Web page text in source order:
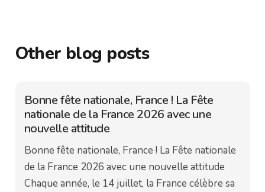
Other blog posts
Bonne fête nationale, France ! La Fête
nationale de la France 2026 avec une
nouvelle attitude
Bonne fête nationale, France ! La Fête nationale
de la France 2026 avec une nouvelle attitude
Chaque année, le 14 juillet, la France célèbre sa